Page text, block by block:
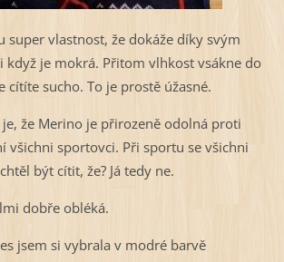
super vlastnost, že dokáže díky svým
když je mokrá. Přitom vlhkost vsákne do
cítíte sucho. To je prostě úžasné.
je, že Merino je přirozeně odolná proti
všichni sportovci. Při sportu se všichni
být cítit, že? Já tedy ne.
dobře obléká.
jsem si vybrala v modré barvě